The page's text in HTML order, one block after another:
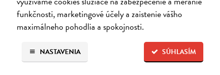
funkčnosti, marketingové účely a zaistenie vášho
maximálneho pohodlia a spokojnosti.
SÚHLASÍM
NASTAVENIA
Haidt Jonathan| Elektronická kniha
Po viac ako desaťročí stability sa duševné zdravie dospievajúcich